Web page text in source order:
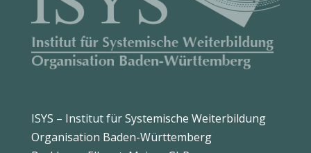
ISYS – Institut für Systemische Weiterbildung
Organisation Baden-Württemberg